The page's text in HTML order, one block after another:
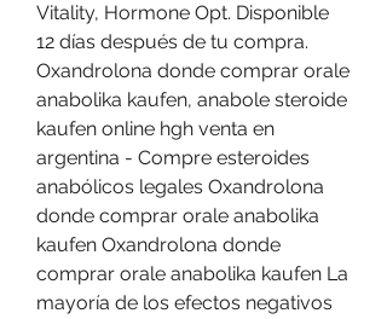
Vitality, Hormone Opt. Disponible
12 días después de tu compra.
Oxandrolona donde comprar orale
anabolika kaufen, anabole steroide
kaufen online hgh venta en
argentina - Compre esteroides
anabólicos legales Oxandrolona
donde comprar orale anabolika
kaufen Oxandrolona donde
comprar orale anabolika kaufen La
mayoría de los efectos negativos